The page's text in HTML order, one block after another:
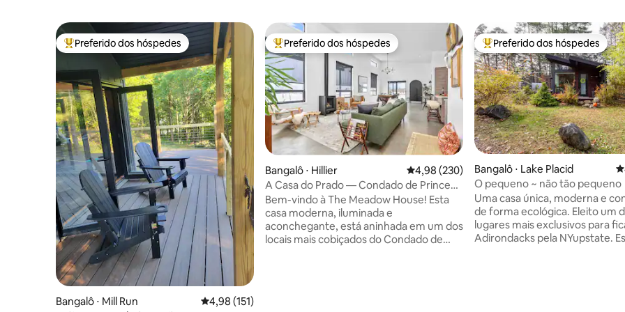
Entre os melhores preferidos dos hóspedes
Preferido dos hóspedes
Bangalô ⋅ Mill Run 4,98 de uma avaliação média de 5, 151 avaliações
4,98 (151)
Entre os melhores preferidos dos hóspedes
Preferido dos hóspedes
Bangalô ⋅ Hillier 4,98 de uma avaliação média de 5, 230
4,98 (230)
A Casa do Prado — Condado de Prince
Edward Moderno
Bem-vindo à The Meadow House! Esta
casa moderna, iluminada e
aconchegante, está aninhada em um dos
locais mais cobiçados do Condado de
Entre os melhores preferidos
Preferido dos hóspedes
Bangalô ⋅ Lake Placid
O pequeno ~ não tão pequeno
Uma casa única, moderna e
de forma ecológica. Eleito um dos dez
lugares mais exclusivos para
Adirondacks pela NYupstate. Esta casa